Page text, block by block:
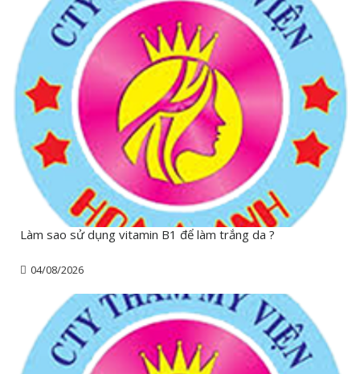
Làm sao sử dụng vitamin B1 để làm trắng da ?
04/08/2026